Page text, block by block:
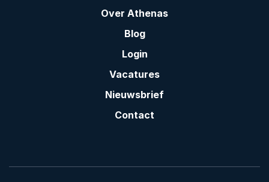
Over Athenas
Blog
Login
Vacatures
Nieuwsbrief
Contact